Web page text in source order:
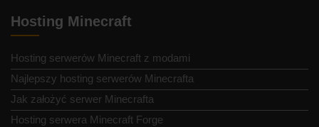
Hosting Minecraft
Hosting serwerów Minecraft z modami
Najlepszy hosting serwerów Minecrafta
Jak założyć serwer Minecrafta
Hosting serwera Minecraft Forge